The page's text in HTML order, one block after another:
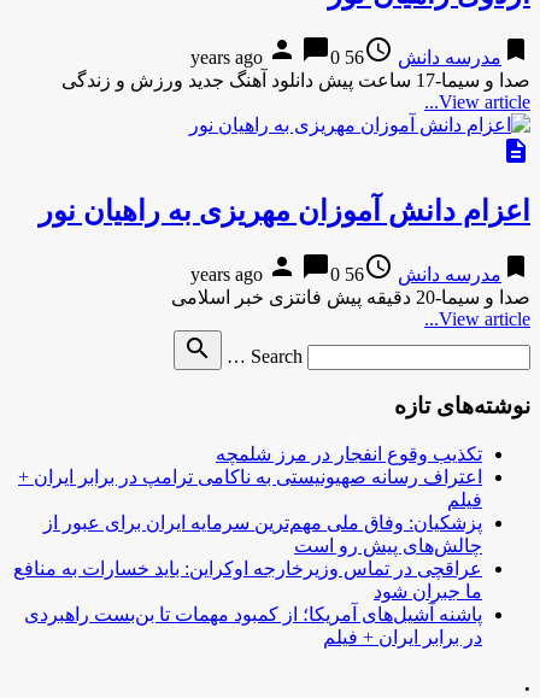
bookmark مدرسه دانش access_time
56 years ago
person chat_bubble0
صدا و سیما-17 ساعت پیش دانلود آهنگ جدید ورزش و زندگی
View article...
description
اعزام دانش آموزان مهریزی به راهیان نور
bookmark مدرسه دانش access_time
56 years ago
person chat_bubble0
صدا و سیما-20 دقیقه پیش فانتزی خبر اسلامی
View article...
Search …
search
نوشته‌های تازه
تکذیب وقوع انفجار در مرز شلمچه
اعتراف رسانه صهیونیستی به ناکامی ترامپ در برابر ایران +
فیلم
پزشکیان: وفاق ملی مهم‌ترین سرمایه ایران برای عبور از
چالش‌های پیش رو است
عراقچی در تماس وزیرخارجه اوکراین: باید خسارات به منافع
ما جبران شود
پاشنه آشیل‌های آمریکا؛ از کمبود مهمات تا بن‌بست راهبردی
در برابر ایران + فیلم
.